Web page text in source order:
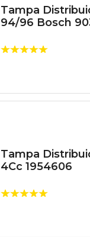
Tampa
94/96 Bosch
Tampa
4Cc 1954606